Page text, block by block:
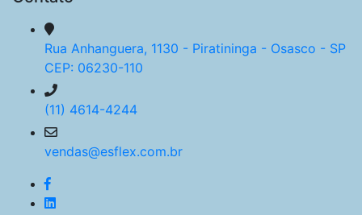
Rua Anhanguera, 1130 - Piratininga - Osasco - SP
CEP: 06230-110
(11) 4614-4244
vendas@esflex.com.br